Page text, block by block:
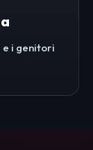
e i genitori